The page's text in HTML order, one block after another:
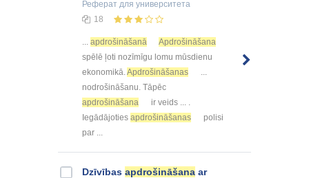
Реферат для университета
18
apdrošināšanā
Apdrošināšana
spēlē ļoti nozīmīgu lomu mūsdienu
ekonomikā. Apdrošināšanas
nodrošināšanu. Tāpēc
apdrošināšana
ir veids ... .
Iegādājoties apdrošināšanas
polisi
par ...
Dzīvības apdrošināšana ar